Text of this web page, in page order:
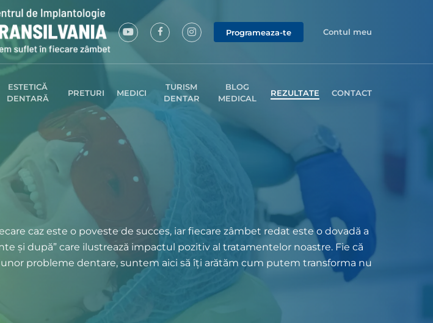
Programeaza-te Contul meu
ESTETICĂ
DENTARĂ
PRETURI MEDICI
TURISM
DENTAR
BLOG
MEDICAL
REZULTATE CONTACT
caz este o poveste de succes, iar fiecare zâmbet redat este o dovadă a
și după” care ilustrează impactul pozitiv al tratamentelor noastre. Fie că
probleme dentare, suntem aici să îți arătăm cum putem transforma nu